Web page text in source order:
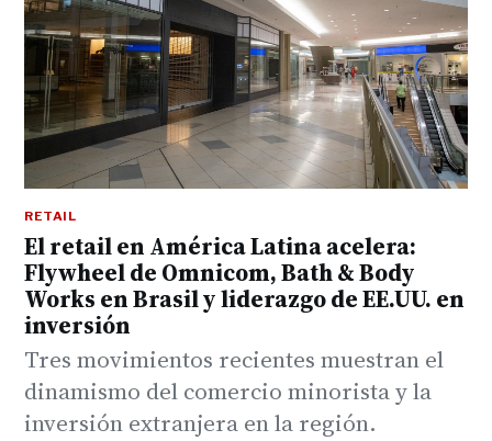
RETAIL
El retail en América Latina acelera:
Flywheel de Omnicom, Bath & Body
Works en Brasil y liderazgo de EE.UU. en
inversión
Tres movimientos recientes muestran el
dinamismo del comercio minorista y la
inversión extranjera en la región.